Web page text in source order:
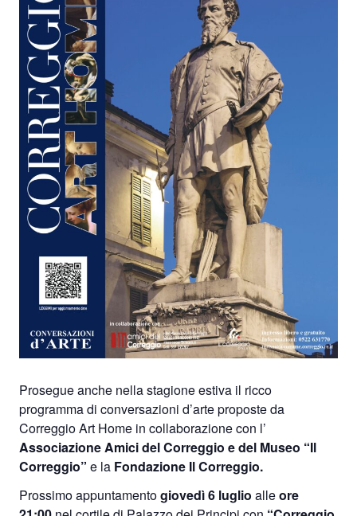
Prosegue anche nella stagione estiva il ricco
programma di conversazioni d’arte proposte da
Correggio Art Home in collaborazione con l’
Associazione Amici del Correggio e del Museo “Il
Correggio” e la Fondazione Il Correggio.
Prossimo appuntamentogiovedì 6 luglio alleore